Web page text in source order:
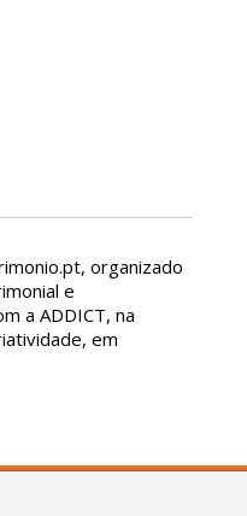
organizado
e
a ADDICT, na
em